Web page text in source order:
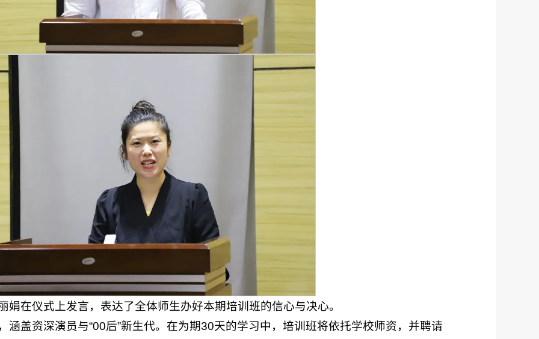
娟在仪式上发言，表达了全体师生办好本期培训班的信心与决心。
涵盖资深演员与“00后”新生代。在为期30天的学习中，培训班将依托学校师资，并聘请